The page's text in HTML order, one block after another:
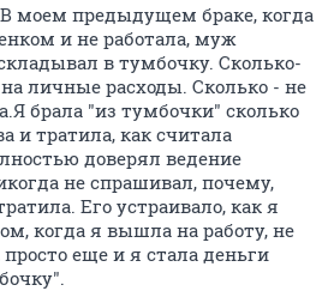
моем предыдущем браке, когда
и не работала, муж
в тумбочку. Сколько-
личные расходы. Сколько - не
брала "из тумбочки" сколько
и тратила, как считала
доверял ведение
не спрашивал, почему,
Его устраивало, как я
когда я вышла на работу, не
еще и я стала деньги